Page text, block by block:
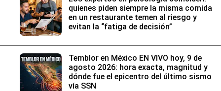
quienes piden siempre la misma comida
en un restaurante temen al riesgo y
evitan la “fatiga de decisión”
Temblor en México EN VIVO hoy, 9 de
agosto 2026: hora exacta, magnitud y
dónde fue el epicentro del último sismo
vía SSN